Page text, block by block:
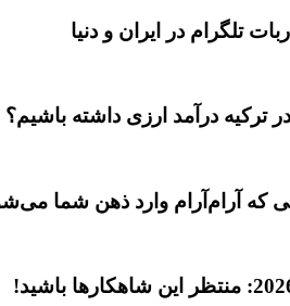
تلگرام در ایران و دنیا
ترکیه درآمد ارزی داشته باشیم؟